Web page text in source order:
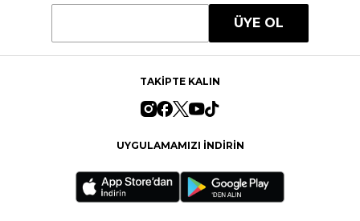
ÜYE OL
TAKİPTE KALIN
UYGULAMAMIZI İNDİRİN